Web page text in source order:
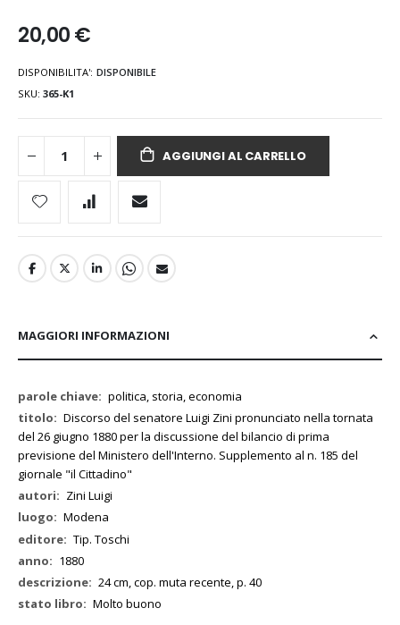
20,00 €
DISPONIBILITA': DISPONIBILE
SKU 365-K1
AGGIUNGI AL CARRELLO
MAGGIORI INFORMAZIONI
Maggiori
Informazioni
politica, storia, economia
Discorso del senatore Luigi Zini pronunciato nella tornata
del 26 giugno 1880 per la discussione del bilancio di prima
previsione del Ministero dell'Interno. Supplemento al n. 185 del
giornale "il Cittadino"
Zini Luigi
Modena
Tip. Toschi
1880
24 cm, cop. muta recente, p. 40
Molto buono